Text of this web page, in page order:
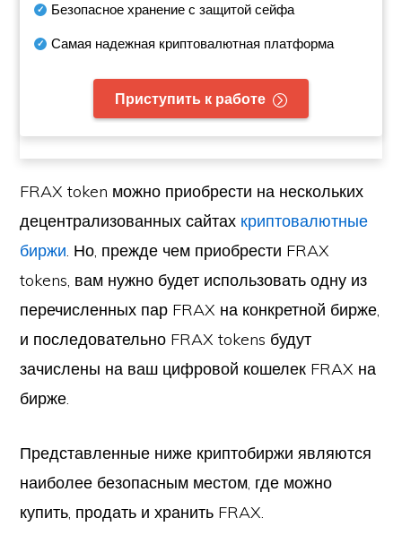
Безопасное хранение с защитой сейфа
Самая надежная криптовалютная платформа
Приступить к работе
FRAX token можно приобрести на нескольких
децентрализованных сайтах криптовалютные
биржи. Но, прежде чем приобрести FRAX
tokens, вам нужно будет использовать одну из
перечисленных пар FRAX на конкретной бирже,
и последовательно FRAX tokens будут
зачислены на ваш цифровой кошелек FRAX на
бирже.
Представленные ниже криптобиржи являются
наиболее безопасным местом, где можно
купить, продать и хранить FRAX.